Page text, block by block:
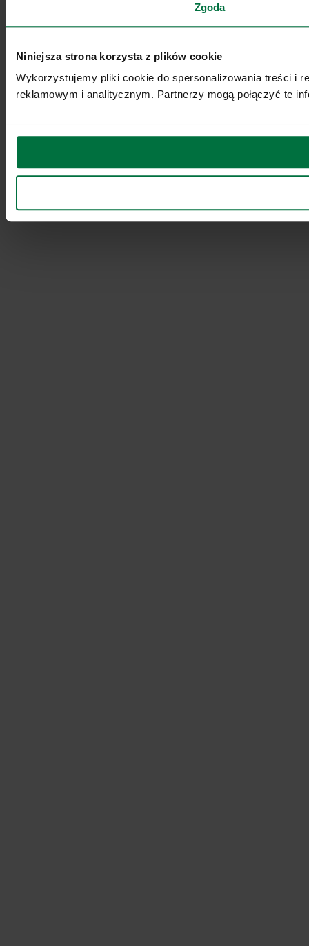
Zgoda
Niniejsza strona korzysta z plików cookie
Wykorzystujemy pliki cookie do spersonalizowania treści i
reklamowym i analitycznym. Partnerzy mogą połączyć te